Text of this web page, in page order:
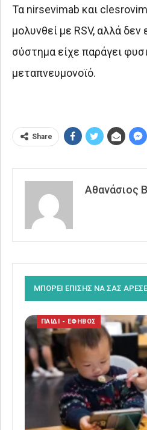
Τα nirsevimab και
μολυνθεί με RSV, αλλά
σύστημα είχε παράγει
μεταπνευμονοϊό.
Share
Αθανάσιος
ΜΠΟΡΕΙ ΕΠΙΣΗΣ ΝΑ ΣΑΣ
ΠΑΙΔΙ - ΕΦΗΒΟΣ